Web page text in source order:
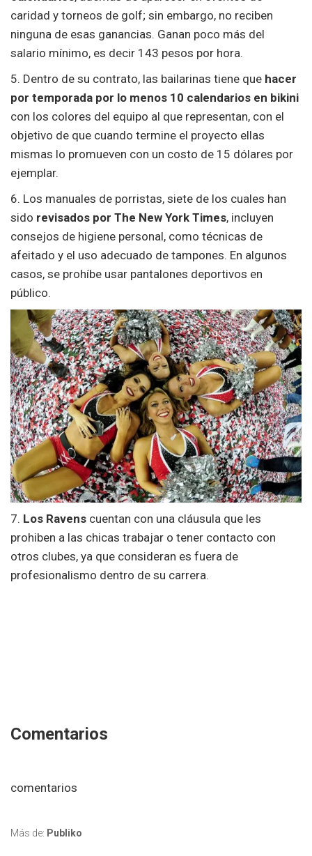
caridad y torneos de golf; sin embargo, no reciben
ninguna de esas ganancias. Ganan poco más del
salario mínimo, es decir 143 pesos por hora.
5. Dentro de su contrato, las bailarinas tiene que hacer
por temporada por lo menos 10 calendarios en bikini
con los colores del equipo al que representan, con el
objetivo de que cuando termine el proyecto ellas
mismas lo promueven con un costo de 15 dólares por
ejemplar.
6. Los manuales de porristas, siete de los cuales han
sido revisados ​​por The New York Times, incluyen
consejos de higiene personal, como técnicas de
afeitado y el uso adecuado de tampones. En algunos
casos, se prohíbe usar pantalones deportivos en
público.
7. Los Ravens cuentan con una cláusula que les
prohiben a las chicas trabajar o tener contacto con
otros clubes, ya que consideran es fuera de
profesionalismo dentro de su carrera.
Comentarios
comentarios
Más de: Publiko